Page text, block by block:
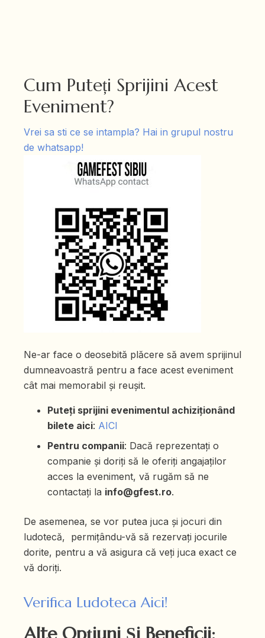
Cum Puteți Sprijini Acest
Eveniment?
Vrei sa sti ce se intampla? Hai in grupul nostru
de whatsapp!
Ne-ar face o deosebită plăcere să avem sprijinul
dumneavoastră pentru a face acest eveniment
cât mai memorabil și reușit.
Puteți sprijini evenimentul achiziționând
bilete aici: AICI
Pentru companii: Dacă reprezentați o
companie și doriți să le oferiți angajaților
acces la eveniment, vă rugăm să ne
contactați la info@gfest.ro.
De asemenea, se vor putea juca și jocuri din
ludotecă, permițându-vă să rezervați jocurile
dorite, pentru a vă asigura că veți juca exact ce
vă doriți.
Verifica Ludoteca Aici!
Alte Opțiuni Și Beneficii: